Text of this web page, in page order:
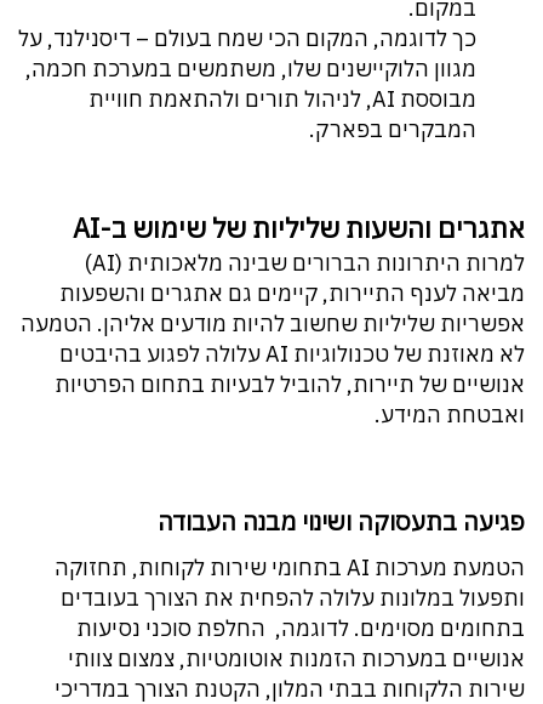
במקום.
כך לדוגמה, המקום הכי שמח בעולם – דיסנילנד, על
מגוון הלוקיישנים שלו, משתמשים במערכת חכמה,
מבוססת AI, לניהול תורים ולהתאמת חוויית
המבקרים בפארק.
אתגרים והשעות שליליות של שימוש ב-AI
למרות היתרונות הברורים שבינה מלאכותית (AI)
מביאה לענף התיירות, קיימים גם אתגרים והשפעות
אפשריות שליליות שחשוב להיות מודעים אליהן. הטמעה
לא מאוזנת של טכנולוגיות AI עלולה לפגוע בהיבטים
אנושיים של תיירות, להוביל לבעיות בתחום הפרטיות
ואבטחת המידע.
פגיעה בתעסוקה ושינוי מבנה העבודה
הטמעת מערכות AI בתחומי שירות לקוחות, תחזוקה
ותפעול במלונות עלולה להפחית את הצורך בעובדים
בתחומים מסוימים. לדוגמה, החלפת סוכני נסיעות
אנושיים במערכות הזמנות אוטומטיות, צמצום צוותי
שירות הלקוחות בבתי המלון, הקטנת הצורך במדריכי